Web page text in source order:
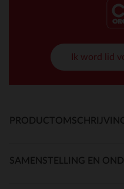
Ik word lid
SAMENSTELLING EN